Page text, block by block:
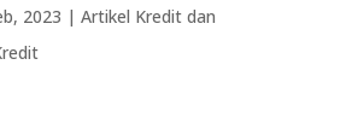
2023 | Artikel Kredit dan